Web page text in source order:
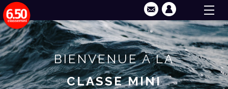
BIENVENUE À LA
CLASSE MINI